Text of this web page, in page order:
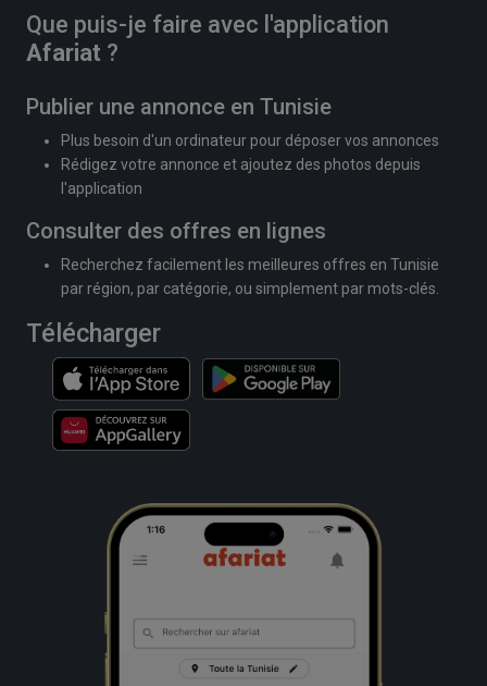
Que puis-je faire avec l'application
Afariat ?
Publier une annonce en Tunisie
Plus besoin d'un ordinateur pour déposer vos annonces
Rédigez votre annonce et ajoutez des photos depuis
l'application
Consulter des offres en lignes
Recherchez facilement les meilleures offres en Tunisie
par région, par catégorie, ou simplement par mots-clés.
Télécharger